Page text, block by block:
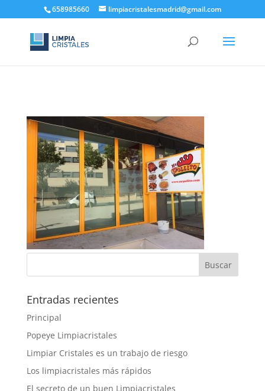
658985660 limpiacristalesmadrid@gmail.com
Entradas recientes
Principal
Popeye Limpiacristales
Limpiar Cristales es un trabajo de riesgo
Los limpiacristales más rápidos
El secreto de un buen Limpiacristales